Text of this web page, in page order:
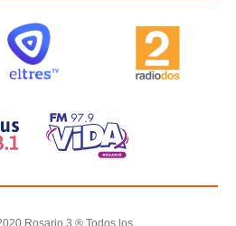
Rosario 3 ® Todos los